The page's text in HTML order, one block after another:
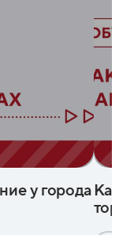
у города